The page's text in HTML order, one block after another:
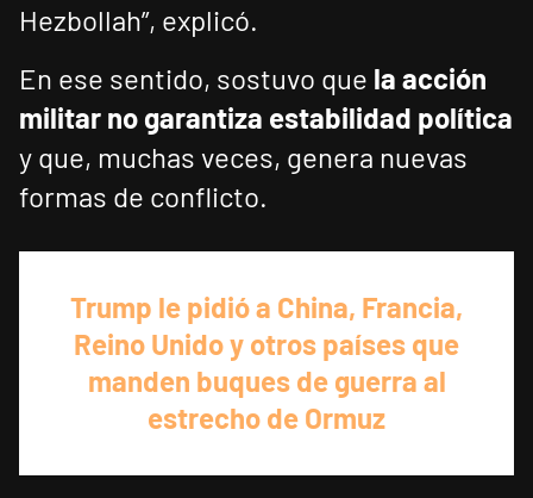
Hezbollah”, explicó.
En ese sentido, sostuvo que la acción
militar no garantiza estabilidad política
y que, muchas veces, genera nuevas
formas de conflicto.
Trump le pidió a China, Francia,
Reino Unido y otros países que
manden buques de guerra al
estrecho de Ormuz